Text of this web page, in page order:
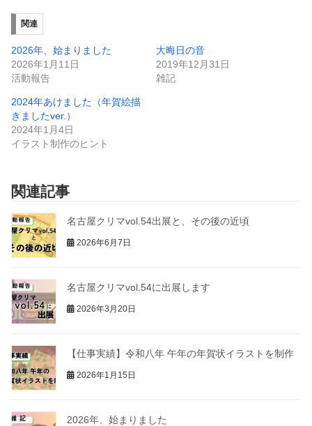
関連
2026年、始まりました
2026年1月11日
活動報告
大晦日の音
2019年12月31日
雑記
2024年あけました（年賀絵描
きましたver.）
2024年1月4日
イラスト制作のヒント
関連記事
名古屋クリマvol.54出展と、その後の近頃
2026年6月7日
名古屋クリマvol.54に出展します
2026年3月20日
【仕事実績】令和八年 午年の年賀状イラストを制作
2026年1月15日
2026年、始まりました